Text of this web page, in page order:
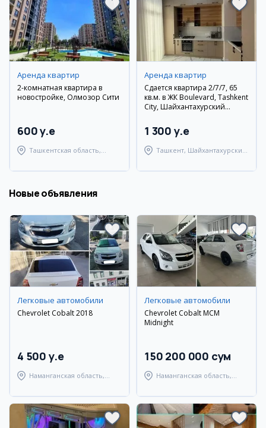
Аренда квартир
2-комнатная квартира в
новостройке, Олмозор Сити
600 y.e
Ташкентская область,
Аренда квартир
Сдается квартира 2/7/7, 65
кв.м. в ЖК Boulevard, Tashkent
City, Шайхантахурский
1 300 y.e
Ташкент, Шайхантахурский
Новые объявления
Легковые автомобили
Chevrolet Cobalt 2018
4 500 y.e
Наманганская область,
Легковые автомобили
Chevrolet Cobalt MCM
Midnight
150 200 000 сум
Наманганская область,